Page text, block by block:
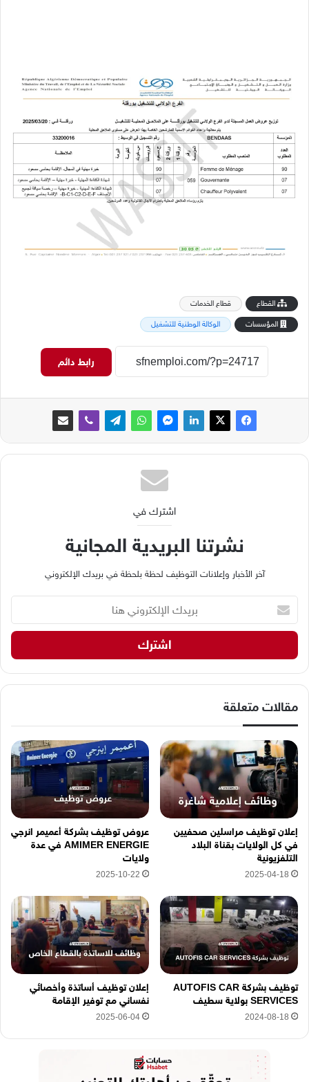
القطاع
قطاع الخدمات
المؤسسات
الوكالة الوطنية للتشغيل
رابط دائم
اشترك في
نشرتنا البريدية المجانية
آخر الأخبار وإعلانات التوظيف لحظة بلحظة في بريدك الإلكتروني
ي
ك
ا
إ
ت
ر
ي
ه
ن
ا
مقالات متعلقة
إعلان توظيف مراسلين صحفيين
في كل الولايات بقناة البلاد
التلفزيونية
2025-04-18
عروض توظيف بشركة أعميمر انرجي
AMIMER ENERGIE في عدة
ولايات
2025-10-22
توظيف بشركة AUTOFIS CAR
SERVICES بولاية سطيف
2024-08-18
إعلان توظيف أساتذة وأخصائي
نفساني مع توفير الإقامة
2025-06-04